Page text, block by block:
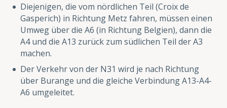
Diejenigen, die vom nördlichen Teil (Croix de
Gasperich) in Richtung Metz fahren, müssen einen
Umweg über die A6 (in Richtung Belgien), dann die
A4 und die A13 zurück zum südlichen Teil der A3
machen.
Der Verkehr von der N31 wird je nach Richtung
über Burange und die gleiche Verbindung A13-A4-
A6 umgeleitet.